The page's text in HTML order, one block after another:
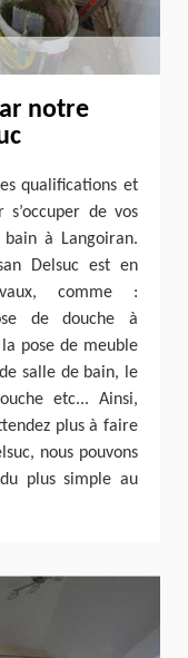
notre
qualifications et
s’occuper de vos
à Langoiran.
Delsuc est en
comme :
de douche à
pose de meuble
salle de bain, le
etc... Ainsi,
plus à faire
nous pouvons
plus simple au